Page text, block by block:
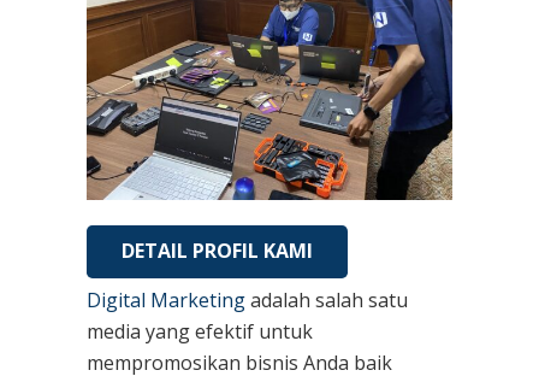
DETAIL PROFIL KAMI
Digital Marketingadalah salah satu
media yang efektif untuk
mempromosikan bisnis Anda baik